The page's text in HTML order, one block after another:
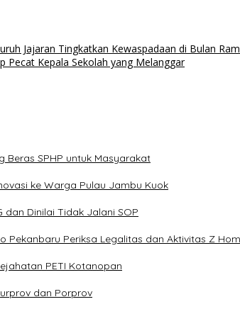
Jajaran Tingkatkan Kewaspadaan di Bulan
Pecat Kepala Sekolah yang Melanggar
Beras SPHP untuk Masyarakat
ke Warga Pulau Jambu Kuok
dan Dinilai Tidak Jalani SOP
Pekanbaru Periksa Legalitas dan Aktivitas Z
PETI Kotanopan
dan Porprov